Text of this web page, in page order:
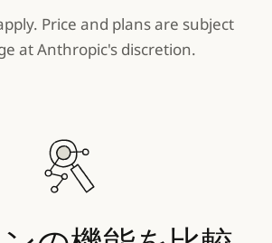
Price and plans are subject
at Anthropic's discretion.